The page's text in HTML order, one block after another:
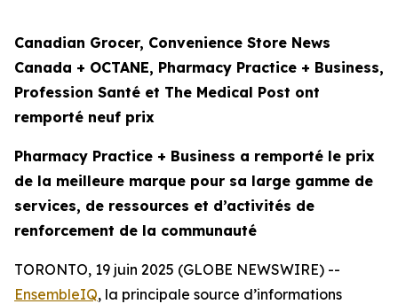
Canadian Grocer, Convenience Store News
Canada + OCTANE, Pharmacy Practice + Business,
Profession Santé et The Medical Post ont
remporté neuf prix
Pharmacy Practice + Business a remporté le prix
de la meilleure marque pour sa large gamme de
services, de ressources et d’activités de
renforcement de la communauté
TORONTO, 19 juin 2025 (GLOBE NEWSWIRE) --
EnsembleIQ, la principale source d’informations